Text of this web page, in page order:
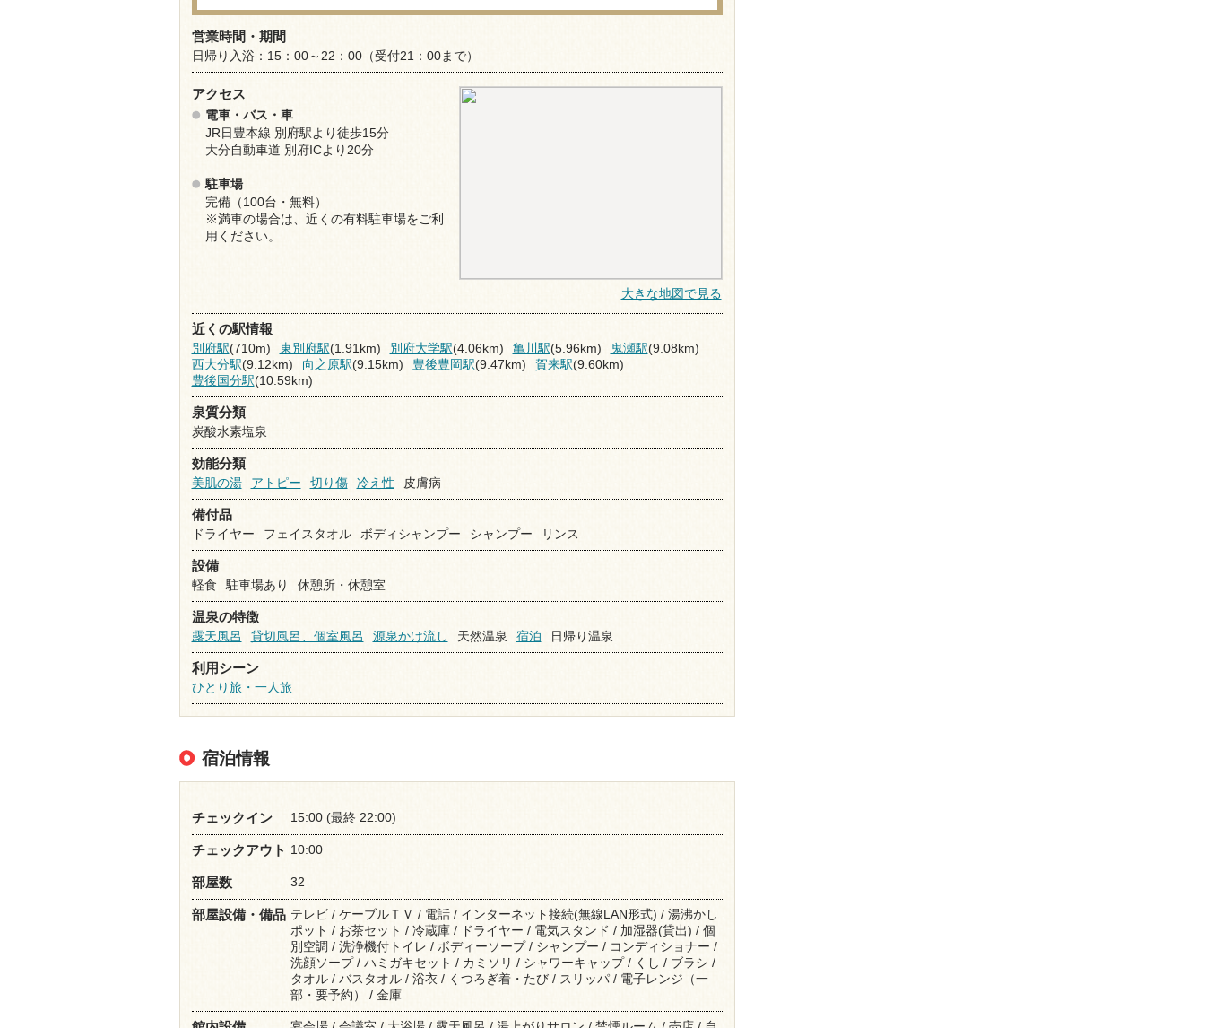
営業時間・期間
日帰り入浴：15：00～22：00（受付21：00まで）
アクセス
電車・バス・車
JR日豊本線 別府駅より徒歩15分
大分自動車道 別府ICより20分
駐車場
完備（100台・無料）
※満車の場合は、近くの有料駐車場をご利
用ください。
大きな地図で見る
近くの駅情報
別府駅(710m) 東別府駅(1.91km) 別府大学駅(4.06km) 亀川駅(5.96km) 鬼瀬駅(9.08km)
西大分駅(9.12km) 向之原駅(9.15km) 豊後豊岡駅(9.47km) 賀来駅(9.60km)
豊後国分駅(10.59km)
泉質分類
炭酸水素塩泉
効能分類
美肌の湯
アトピー 切り傷 冷え性 皮膚病
備付品
ドライヤー
フェイスタオル ボディシャンプー シャンプー リンス
設備
軽食
駐車場あり 休憩所・休憩室
温泉の特徴
露天風呂
貸切風呂、個室風呂 源泉かけ流し 天然温泉 宿泊 日帰り温泉
利用シーン
ひとり旅・一人旅
宿泊情報
チェックイン 15:00 (最終 22:00)
チェックアウト 10:00
部屋数 32
部屋設備・備品 テレビ / ケーブルＴＶ / 電話 / インターネット接続(無線LAN形式) / 湯沸かし
ポット / お茶セット / 冷蔵庫 / ドライヤー / 電気スタンド / 加湿器(貸出) / 個
別空調 / 洗浄機付トイレ / ボディーソープ / シャンプー / コンディショナー /
洗顔ソープ / ハミガキセット / カミソリ / シャワーキャップ / くし / ブラシ /
タオル / バスタオル / 浴衣 / くつろぎ着・たび / スリッパ / 電子レンジ（一
部・要予約） / 金庫